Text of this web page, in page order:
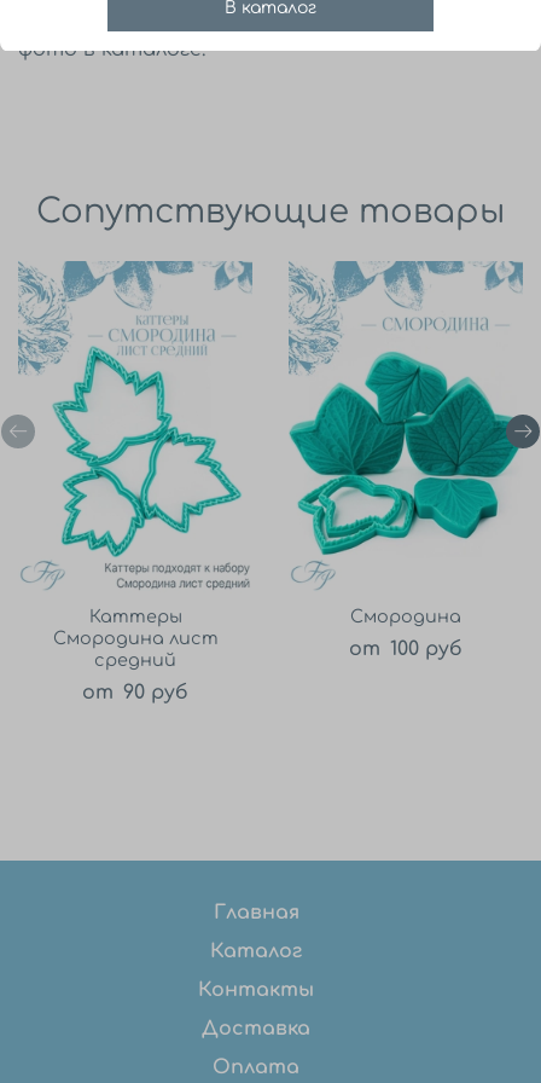
Цвет инструмента может отличаться от
фото в каталоге.
Сопутствующие товары
Каттеры
Смородина лист
средний
от 90 руб
Смородина
от 100 руб
Главная
Каталог
Контакты
Доставка
Оплата
В каталог